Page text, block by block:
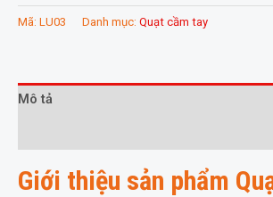
Tay
Pin
Nhanh
18W
Mã: LU03 Danh mục: Quạt cầm tay
Mô tả
Giới thiệu sản phẩm